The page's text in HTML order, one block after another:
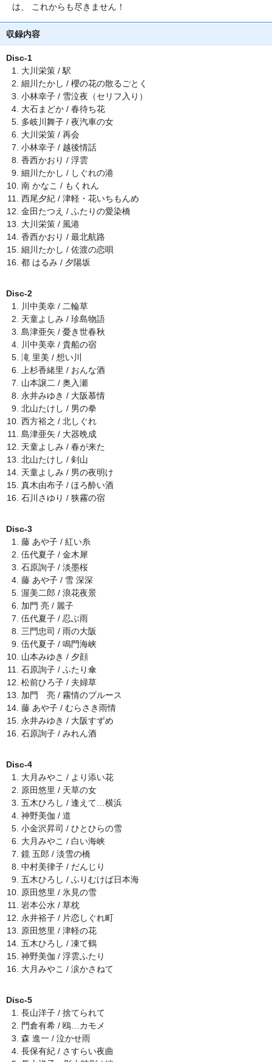
は、 これからも尽きません！
収録内容
Disc-1
大川栄策 / 駅
細川たかし / 櫻の花の散るごとく
小林幸子 / 雪泣夜（セリフ入り）
大石まどか / 春待ち花
多岐川舞子 / 夜汽車の女
大川栄策 / 再会
小林幸子 / 越後情話
香西かおり / 浮雲
細川たかし / しぐれの港
南 かなこ / もくれん
西尾夕紀 / 津軽・花いちもんめ
金田たつえ / ふたりの愛染橋
大川栄策 / 風港
香西かおり / 最北航路
細川たかし / 佐渡の恋唄
都 はるみ / 夕陽坂
Disc-2
川中美幸 / 二輪草
天童よしみ / 珍島物語
島津亜矢 / 憂き世春秋
川中美幸 / 貴船の宿
滝 里美 / 想い川
上杉香緒里 / おんな酒
山本譲二 / 奥入瀬
永井みゆき / 大阪慕情
北山たけし / 男の拳
西方裕之 / 北しぐれ
島津亜矢 / 大器晩成
天童よしみ / 春が来た
北山たけし / 剣山
天童よしみ / 男の夜明け
真木由布子 / ほろ酔い酒
石川さゆり / 狭霧の宿
Disc-3
藤 あや子 / 紅い糸
伍代夏子 / 金木犀
石原詢子 / 淡墨桜
藤 あや子 / 雪 深深
渥美二郎 / 浪花夜景
加門 亮 / 麗子
伍代夏子 / 忍ぶ雨
三門忠司 / 雨の大阪
伍代夏子 / 鳴門海峡
山本みゆき / 夕顔
石原詢子 / ふたり傘
松前ひろ子 / 夫婦草
加門 亮 / 霧情のブルース
藤 あや子 / むらさき雨情
永井みゆき / 大阪すずめ
石原詢子 / みれん酒
Disc-4
大月みやこ / より添い花
原田悠里 / 天草の女
五木ひろし / 逢えて…横浜
神野美伽 / 道
小金沢昇司 / ひとひらの雪
大月みやこ / 白い海峡
鏡 五郎 / 淡雪の橋
中村美律子 / だんじり
五木ひろし / ふりむけば日本海
原田悠里 / 氷見の雪
岩本公水 / 草枕
永井裕子 / 片恋しぐれ町
原田悠里 / 津軽の花
五木ひろし / 凍て鶴
神野美伽 / 浮雲ふたり
大月みやこ / 涙かさねて
Disc-5
長山洋子 / 捨てられて
門倉有希 / 鴎…カモメ
森 進一 / 泣かせ雨
長保有紀 / さすらい夜曲